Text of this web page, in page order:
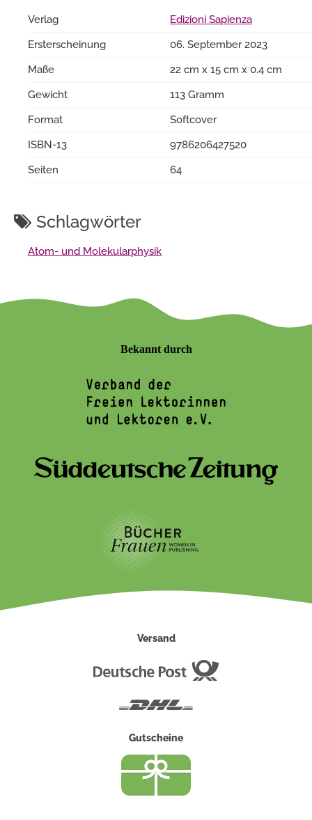
Verlag
Edizioni Sapienza
Ersterscheinung
06. September 2023
Maße
22 cm x 15 cm x 0.4 cm
Gewicht
113 Gramm
Format
Softcover
ISBN-13
9786206427520
Seiten
64
Schlagwörter
Atom- und Molekularphysik
Bekannt durch
Versand
Gutscheine